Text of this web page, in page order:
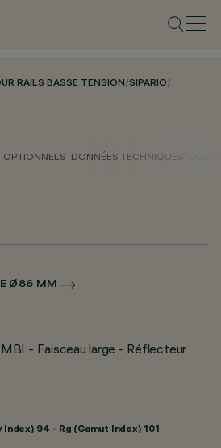
RAILS BASSE TENSION/SIPARIO/
DONNÉES TECHNIQUES
Ø86 MM
- Faisceau large - Réflecteur
94 - Rg (Gamut Index) 101